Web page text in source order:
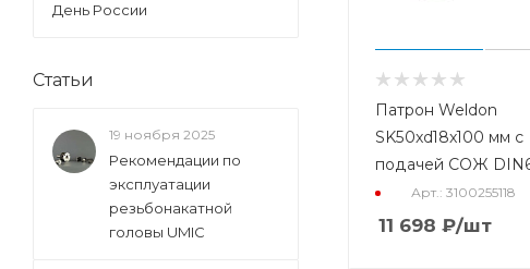
Патрон Weldon
SK50xd18x100 мм с
подачей СОЖ
Арт.: 3100255118
11 698 ₽/шт
День России
Статьи
19 ноября 2025
Рекомендации по
эксплуатации
резьбонакатной
головы UMIC